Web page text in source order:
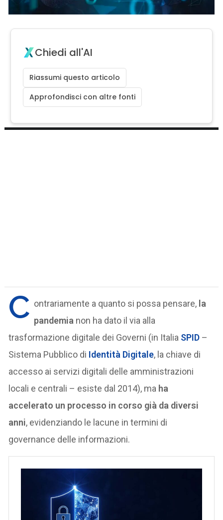
Chiedi all'AI
Riassumi questo articolo
Approfondisci con altre fonti
C ontrariamente a quanto si possa pensare, la
pandemia non ha dato il via alla
trasformazione digitale dei Governi (in Italia SPID –
Sistema Pubblico di Identità Digitale, la chiave di
accesso ai servizi digitali delle amministrazioni
locali e centrali – esiste dal 2014), ma ha
accelerato un processo in corso già da diversi
anni, evidenziando le lacune in termini di
governance delle informazioni.